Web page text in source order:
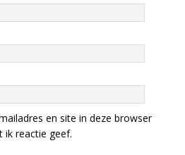
en site in deze browser
ik reactie geef.